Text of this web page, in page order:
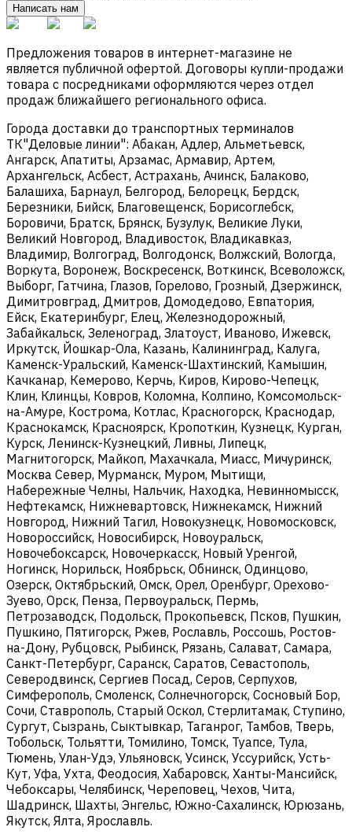
Написать нам
Предложения товаров в интернет-магазине не
является публичной офертой. Договоры купли-продажи
товара с посредниками оформляются через отдел
продаж ближайшего регионального офиса.
Города доставки до транспортных терминалов
ТК"Деловые линии": Абакан, Адлер, Альметьевск,
Ангарск, Апатиты, Арзамас, Армавир, Артем,
Архангельск, Асбест, Астрахань, Ачинск, Балаково,
Балашиха, Барнаул, Белгород, Белорецк, Бердск,
Березники, Бийск, Благовещенск, Борисоглебск,
Боровичи, Братск, Брянск, Бузулук, Великие Луки,
Великий Новгород, Владивосток, Владикавказ,
Владимир, Волгоград, Волгодонск, Волжский, Вологда,
Воркута, Воронеж, Воскресенск, Воткинск, Всеволожск,
Выборг, Гатчина, Глазов, Горелово, Грозный, Дзержинск,
Димитровград, Дмитров, Домодедово, Евпатория,
Ейск, Екатеринбург, Елец, Железнодорожный,
Забайкальск, Зеленоград, Златоуст, Иваново, Ижевск,
Иркутск, Йошкар-Ола, Казань, Калининград, Калуга,
Каменск-Уральский, Каменск-Шахтинский, Камышин,
Качканар, Кемерово, Керчь, Киров, Кирово-Чепецк,
Клин, Клинцы, Ковров, Коломна, Колпино, Комсомольск-
на-Амуре, Кострома, Котлас, Красногорск, Краснодар,
Краснокамск, Красноярск, Кропоткин, Кузнецк, Курган,
Курск, Ленинск-Кузнецкий, Ливны, Липецк,
Магнитогорск, Майкоп, Махачкала, Миасс, Мичуринск,
Москва Север, Мурманск, Муром, Мытищи,
Набережные Челны, Нальчик, Находка, Невинномысск,
Нефтекамск, Нижневартовск, Нижнекамск, Нижний
Новгород, Нижний Тагил, Новокузнецк, Новомосковск,
Новороссийск, Новосибирск, Новоуральск,
Новочебоксарск, Новочеркасск, Новый Уренгой,
Ногинск, Норильск, Ноябрьск, Обнинск, Одинцово,
Озерск, Октябрьский, Омск, Орел, Оренбург, Орехово-
Зуево, Орск, Пенза, Первоуральск, Пермь,
Петрозаводск, Подольск, Прокопьевск, Псков, Пушкин,
Пушкино, Пятигорск, Ржев, Рославль, Россошь, Ростов-
на-Дону, Рубцовск, Рыбинск, Рязань, Салават, Самара,
Санкт-Петербург, Саранск, Саратов, Севастополь,
Северодвинск, Сергиев Посад, Серов, Серпухов,
Симферополь, Смоленск, Солнечногорск, Сосновый Бор,
Сочи, Ставрополь, Старый Оскол, Стерлитамак, Ступино,
Сургут, Сызрань, Сыктывкар, Таганрог, Тамбов, Тверь,
Тобольск, Тольятти, Томилино, Томск, Туапсе, Тула,
Тюмень, Улан-Удэ, Ульяновск, Усинск, Уссурийск, Усть-
Кут, Уфа, Ухта, Феодосия, Хабаровск, Ханты-Мансийск,
Чебоксары, Челябинск, Череповец, Чехов, Чита,
Шадринск, Шахты, Энгельс, Южно-Сахалинск, Юрюзань,
Якутск, Ялта, Ярославль.